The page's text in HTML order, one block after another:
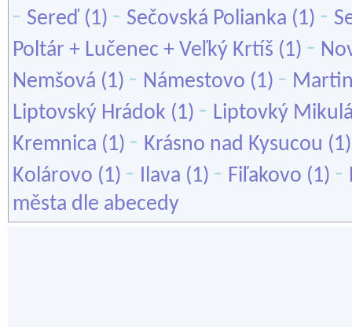
- Sereď (1) - Sečovská Polianka (1) -
Poltár + Lučenec + Veľký Krtíš (1) -
Nemšová (1) - Námestovo (1) -
Liptovský Hrádok (1) - Liptovký
Kremnica (1) - Krásno nad Kysucou
Kolárovo (1) - Ilava (1) - Fiľakovo (1) -
města dle abecedy